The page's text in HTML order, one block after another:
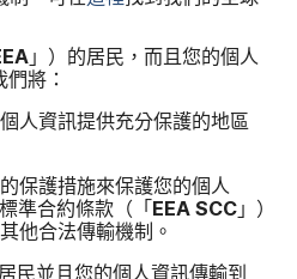
」​）​的​居民，​而且​您​的​個人​
將：
人​資訊​提供​充分​保護​的​地區​
保護​措施來​保護​您​的​個人​
標準​合​約​條款（​「EEA SCC 」​）​
他​合法​傳輸​機制。
民​並​且​您​的​個人​資訊​傳輸​到​